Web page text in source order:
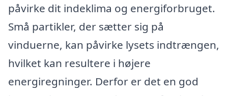
påvirke dit indeklima og energiforbruget.
Små partikler, der sætter sig på
vinduerne, kan påvirke lysets indtrængen,
hvilket kan resultere i højere
energiregninger. Derfor er det en god